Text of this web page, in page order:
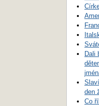
Dali
den
Co